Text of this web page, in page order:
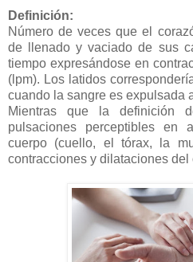
Definición:
Número de veces que el
de llenado y vaciado de sus
tiempo expresándose en
(lpm). Los latidos
cuando la sangre es expulsada
Mientras que la
pulsaciones perceptibles en
cuerpo (cuello, el tórax, la
contracciones y dilataciones del